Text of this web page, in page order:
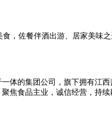
，佐餐伴酒出游、居家美味
体的集团公司，旗下拥有江
焦食品主业，诚信经营，持